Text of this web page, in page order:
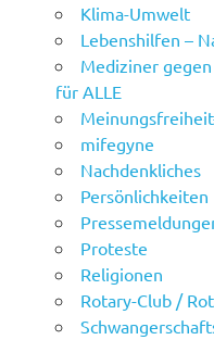
Klima-Umwelt
Lebenshilfen –
Mediziner
für ALLE
mifegyne
Nachdenkliches
Persönlichkeiten
Proteste
Religionen
Rotary-Club /